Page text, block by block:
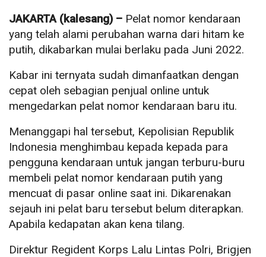
JAKARTA (kalesang) – Pelat nomor kendaraan
yang telah alami perubahan warna dari hitam ke
putih, dikabarkan mulai berlaku pada Juni 2022.
Kabar ini ternyata sudah dimanfaatkan dengan
cepat oleh sebagian penjual online untuk
mengedarkan pelat nomor kendaraan baru itu.
Menanggapi hal tersebut, Kepolisian Republik
Indonesia menghimbau kepada kepada para
pengguna kendaraan untuk jangan terburu-buru
membeli pelat nomor kendaraan putih yang
mencuat di pasar online saat ini. Dikarenakan
sejauh ini pelat baru tersebut belum diterapkan.
Apabila kedapatan akan kena tilang.
Direktur Regident Korps Lalu Lintas Polri, Brigjen